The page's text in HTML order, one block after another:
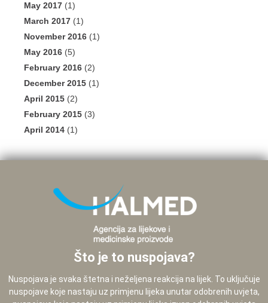
May 2017 (1)
March 2017 (1)
November 2016 (1)
May 2016 (5)
February 2016 (2)
December 2015 (1)
April 2015 (2)
February 2015 (3)
April 2014 (1)
Što je to nuspojava?
Nuspojava je svaka štetna i neželjena reakcija na lijek. To uključuje
nuspojave koje nastaju uz primjenu lijeka unutar odobrenih uvjeta,